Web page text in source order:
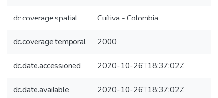
dc.coverage.spatial Cuítiva - Colombia
dc.coverage.temporal 2000
dc.date.accessioned 2020-10-26T18:37:02Z
dc.date.available 2020-10-26T18:37:02Z